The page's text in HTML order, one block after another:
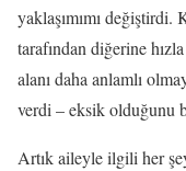
yaklaşımımı
tarafından diğerine
alanı daha anlamlı
verdi – eksik olduğunu
Artık aileyle ilgili her